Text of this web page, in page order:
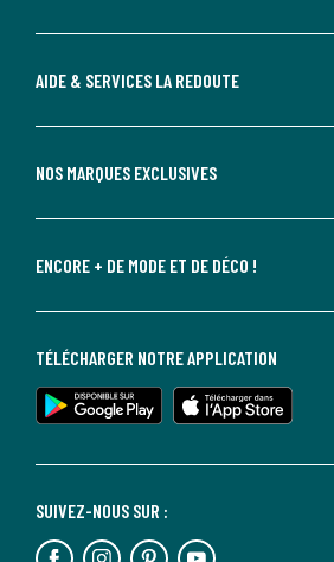
AIDE & SERVICES LA REDOUTE
NOS MARQUES EXCLUSIVES
ENCORE + DE MODE ET DE DÉCO !
SUIVEZ-NOUS SUR :
TÉLÉCHARGER NOTRE APPLICATION